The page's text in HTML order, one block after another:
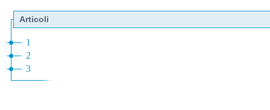
Articoli
1
2
3